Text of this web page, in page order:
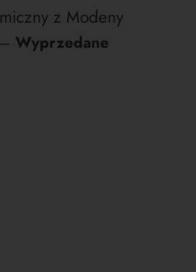
z Modeny
Wyprzedane